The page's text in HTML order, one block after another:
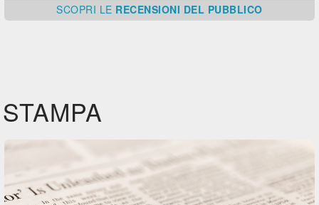
SCOPRI LE RECENSIONI DEL PUBBLICO
STAMPA